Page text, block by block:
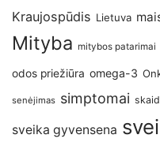
Kraujospūdis Lietuva
Mityba mitybos patarimai
odos priežiūra omega-3
senėjimas simptomai
sveika gyvensena